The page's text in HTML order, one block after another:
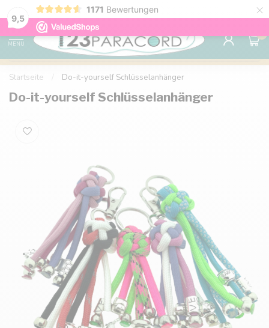
9,5
1171 Bewertungen ×
Sparen Sie mit Ihrem Konto und sichern Sie sich
Rabatte.
MENU
0
Startseite Do-it-yourself Schlüsselanhänger
Do-it-yourself Schlüsselanhänger